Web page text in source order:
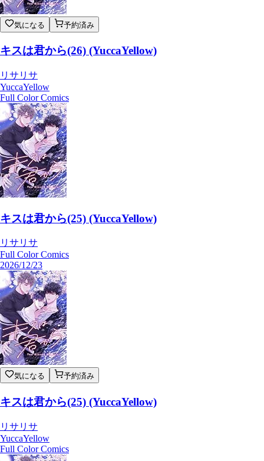
気になる 予約済み
キスは君から(26) (YuccaYellow)
リサリサ
YuccaYellow
Full Color Comics
キスは君から(25) (YuccaYellow)
リサリサ
Full Color Comics
2026/12/23
気になる 予約済み
キスは君から(25) (YuccaYellow)
リサリサ
YuccaYellow
Full Color Comics